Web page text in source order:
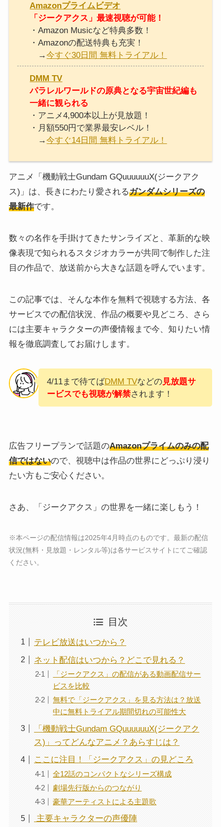
Amazonプライムビデオ
「ジークアクス」最速視聴が可能！
・Amazon Musicなど特典多数！
・Amazonの配送特典も充実！
→今すぐ30日間 無料トライアル！
DMM TV
パラレルワールドの原典となる宇宙世紀編も
一緒に観られる
・アニメ4,900本以上が見放題！
・月額550円で業界最安レベル！
→今すぐ14日間 無料トライアル！
アニメ「機動戦士Gundam GQuuuuuuX(ジークアク
ス)」は、長きにわたり愛されるガンダムシリーズの
最新作です。
数々の名作を手掛けてきたサンライズと、革新的な映
像表現で知られるスタジオカラーが共同で制作した注
目の作品で、放送前から大きな話題を呼んでいます。
この記事では、そんな本作を無料で視聴する方法、各
サービスでの配信状況、作品の概要や見どころ、さら
には主要キャラクターの声優情報まで今、知りたい情
報を徹底調査してお届けします。
4/11まで待てばDMM TVなどの見放題サ
ービスでも視聴が解禁されます！
広告フリープランで話題のAmazonプライムのみの配
信ではないので、視聴中は作品の世界にどっぷり浸り
たい方もご安心ください。
さあ、「ジークアクス」の世界を一緒に楽しもう！
※本ページの配信情報は2025年4月時点のものです。最新の配信
状況(無料・見放題・レンタル等)は各サービスサイトにてご確認
ください。
目次
テレビ放送はいつから？
ネット配信はいつから？どこで見れる？
「ジークアクス」の配信がある動画配信サー
ビスを比較
無料で「ジークアクス」を見る方法は？放送
中に無料トライアル期間切れの可能性大
「機動戦士Gundam GQuuuuuuX(ジークアク
ス)」ってどんなアニメ？あらすじは？
ここに注目！「ジークアクス」の見どころ
全12話のコンパクトなシリーズ構成
劇場先行版からのつながり
豪華アーティストによる主題歌
️ 主要キャラクターの声優陣